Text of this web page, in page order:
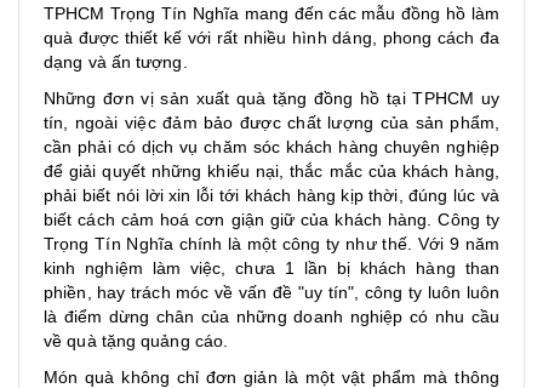
TPHCM Trọng Tín Nghĩa mang đến các mẫu đồng hồ làm
quà được thiết kế với rất nhiều hình dáng, phong cách đa
dạng và ấn tượng.
Những đơn vị sản xuất quà tặng đồng hồ tại TPHCM uy
tín, ngoài việc đảm bảo được chất lượng của sản phẩm,
cần phải có dịch vụ chăm sóc khách hàng chuyên nghiệp
để giải quyết những khiếu nại, thắc mắc của khách hàng,
phải biết nói lời xin lỗi tới khách hàng kịp thời, đúng lúc và
biết cách cảm hoá cơn giận giữ của khách hàng. Công ty
Trọng Tín Nghĩa chính là một công ty như thế. Với 9 năm
kinh nghiệm làm việc, chưa 1 lần bị khách hàng than
phiền, hay trách móc về vấn đề "uy tín", công ty luôn luôn
là điểm dừng chân của những doanh nghiệp có nhu cầu
về quà tặng quảng cáo.
Món quà không chỉ đơn giản là một vật phẩm mà thông